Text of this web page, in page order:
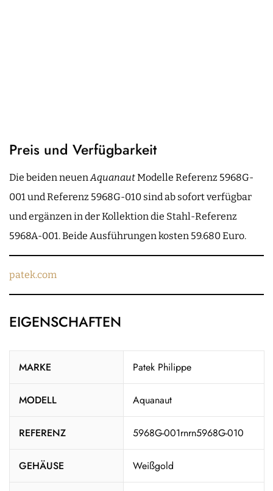
Preis und Verfügbarkeit
Die beiden neuenAquanautModelle Referenz 5968G-
001 und Referenz 5968G-010 sind ab sofort verfügbar
und ergänzen in der Kollektion die Stahl-Referenz
5968A-001. Beide Ausführungen kosten 59.680 Euro.
patek.com
EIGENSCHAFTEN
MARKE Patek Philippe
MODELL Aquanaut
REFERENZ 5968G-001rnrn5968G-010
GEHÄUSE Weißgold